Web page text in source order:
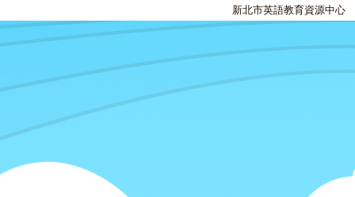
新北市英語教育資源中心